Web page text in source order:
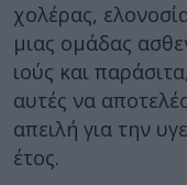
χολέρας,
μιας ομάδας
ιούς και
αυτές να
απειλή για την
έτος.